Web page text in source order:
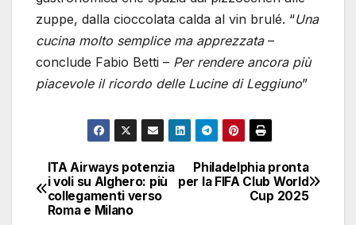
zuppe, dalla cioccolata calda al vin brulé. “Una
cucina molto semplice ma apprezzata –
conclude Fabio Betti – Per rendere ancora più
piacevole il ricordo delle Lucine di Leggiuno”
Navigazione
articoli
Philadelphia pronta
per la FIFA Club World
Cup 2025
ITA Airways potenzia
i voli su Alghero: più
collegamenti verso
Roma e Milano